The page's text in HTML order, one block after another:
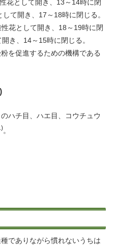
花として開き、13～14時に閉
て開き、17～18時に閉じる。
花として開き、18～19時に閉
き、14～15時に閉じる。
を促進するための機構である
ハチ目、ハエ目、コウチュウ
。
でありながら慣れないうちは